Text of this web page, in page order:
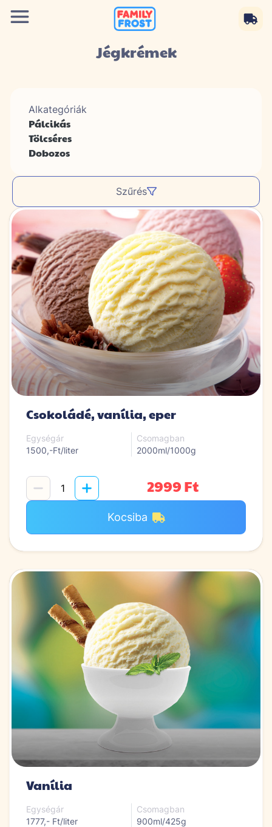
Jégkrémek
Alkategóriák
Pálcikás
Tölcséres
Dobozos
Szűrés
Csokoládé, vanília, eper
Egységár
1500,-Ft/liter
Csomagban
2000ml/1000g
2999 Ft
Kocsiba
Vanília
Egységár
1777,- Ft/liter
Csomagban
900ml/425g